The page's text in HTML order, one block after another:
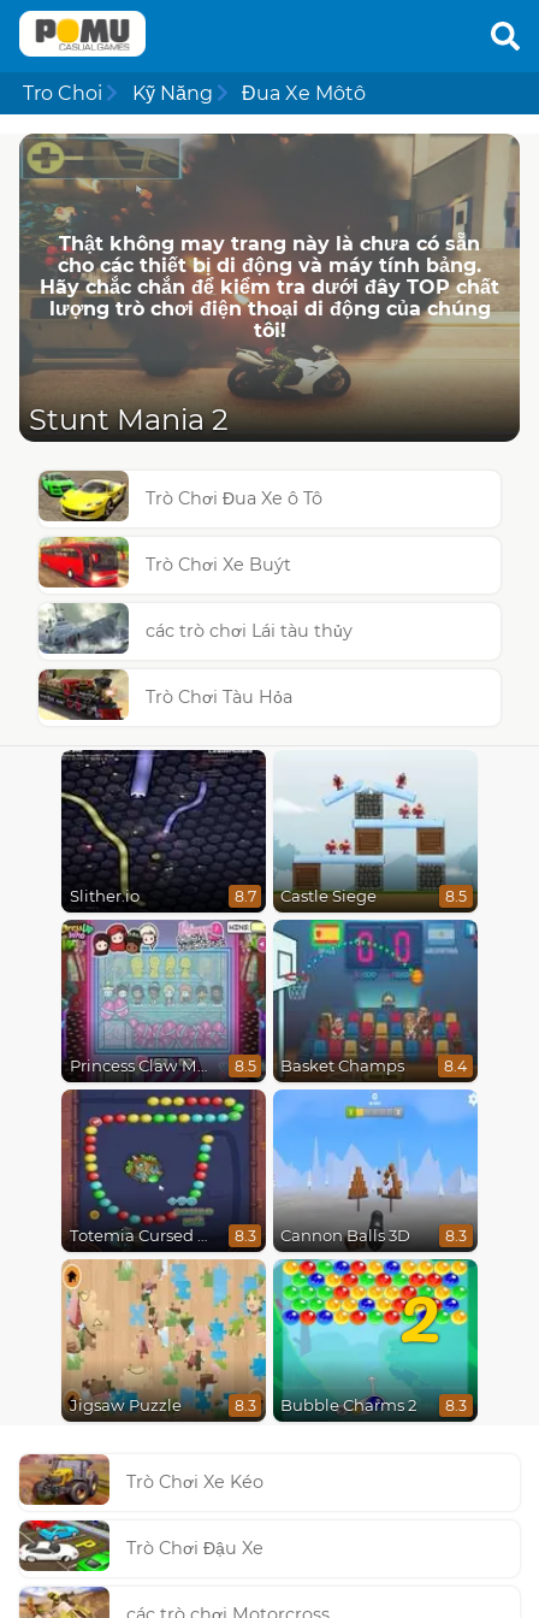
Tro Choi Kỹ Năng Đua Xe Môtô
Thật không may trang này là chưa có sẵn
cho các thiết bị di động và máy tính bảng.
Hãy chắc chắn để kiểm tra dưới đây TOP chất
lượng trò chơi điện thoại di động của chúng
tôi!
Stunt Mania 2
Trò Chơi Đua Xe ô Tô
Trò Chơi Xe Buýt
các trò chơi Lái tàu thủy
Trò Chơi Tàu Hỏa
Slither.io 8.7 Castle Siege 8.5
Princess Claw Machine 8.5 Basket Champs 8.4
Totemia Cursed Marbles 8.3 Cannon Balls 3D 8.3
Jigsaw Puzzle 8.3
2
Bubble Charms 2 8.3
Trò Chơi Xe Kéo
Trò Chơi Đậu Xe